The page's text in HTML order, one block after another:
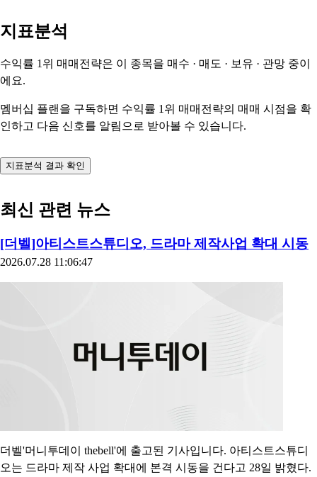
지표분석
수익률 1위 매매전략은 이 종목을 매수 · 매도 · 보유 · 관망 중이
에요.
멤버십 플랜을 구독하면 수익률 1위 매매전략의 매매 시점을 확
인하고 다음 신호를 알림으로 받아볼 수 있습니다.
지표분석 결과 확인
최신 관련 뉴스
[더벨]아티스트스튜디오, 드라마 제작사업 확대 시동
2026.07.28 11:06:47
더벨'머니투데이 thebell'에 출고된 기사입니다. 아티스트스튜디
오는 드라마 제작 사업 확대에 본격 시동을 건다고 28일 밝혔다.